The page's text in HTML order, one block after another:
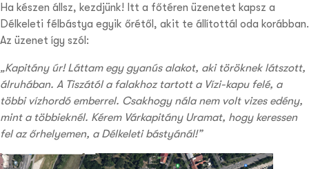
Ha készen állsz, kezdjünk! Itt a főtéren üzenetet kapsz a
Délkeleti félbástya egyik őrétől, akit te állítottál oda korábban.
Az üzenet így szól:
„Kapitány úr! Láttam egy gyanús alakot, aki töröknek látszott,
álruhában. A Tiszától a falakhoz tartott a Vízi-kapu felé, a
többi vízhordó emberrel. Csakhogy nála nem volt vizes edény,
mint a többieknél. Kérem Várkapitány Uramat, hogy keressen
fel az őrhelyemen, a Délkeleti bástyánál!”